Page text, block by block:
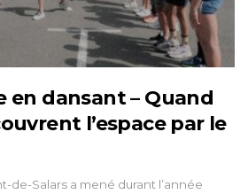
en dansant – Quand
l’espace par le
de-Salars a mené durant l’année